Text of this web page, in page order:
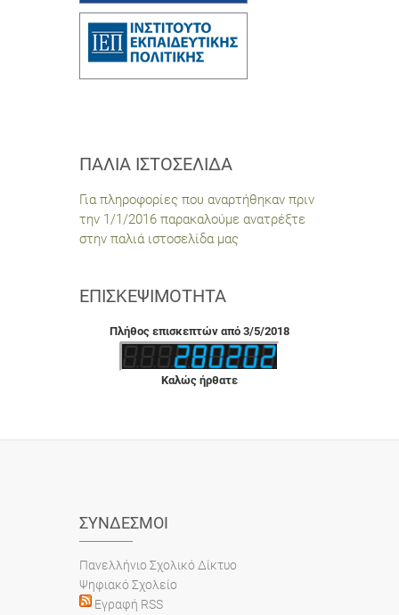
ΠΑΛΙΆ ΙΣΤΟΣΕΛΊΔΑ
Για πληροφορίες που αναρτήθηκαν πριν
την 1/1/2016 παρακαλούμε ανατρέξτε
στην παλιά ιστοσελίδα μας
ΕΠΙΣΚΕΨΙΜΌΤΗΤΑ
Πλήθος επισκεπτών από 3/5/2018
Καλώς ήρθατε
ΣΎΝΔΕΣΜΟΙ
Πανελλήνιο Σχολικό Δίκτυο
Ψηφιακό Σχολείο
Εγραφή RSS